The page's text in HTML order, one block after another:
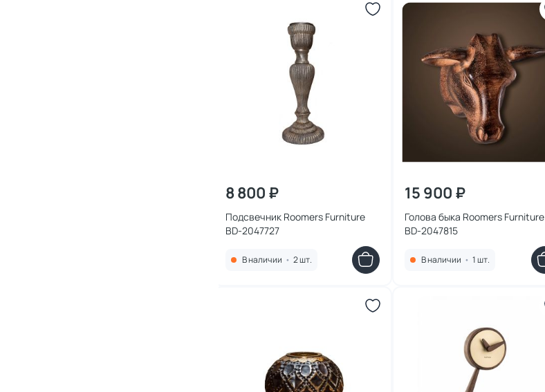
8 800 ₽
Подсвечник Roomers Furniture
BD-2047727
В наличии • 2 шт.
15 900 ₽
Голова быка Roomers Furniture
BD-2047815
В наличии • 1 шт.